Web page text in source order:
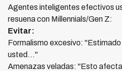
Agentes inteligentes efectivos
resuena con Millennials/Gen Z:
Evitar:
Formalismo excesivo: "Estimado
usted..."
Amenazas veladas: "Esto